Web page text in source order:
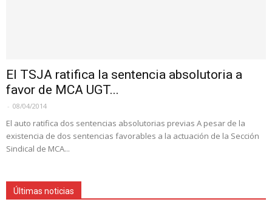
El TSJA ratifica la sentencia absolutoria a
favor de MCA UGT...
- 08/04/2014
El auto ratifica dos sentencias absolutorias previas A pesar de la
existencia de dos sentencias favorables a la actuación de la Sección
Sindical de MCA...
Últimas noticias